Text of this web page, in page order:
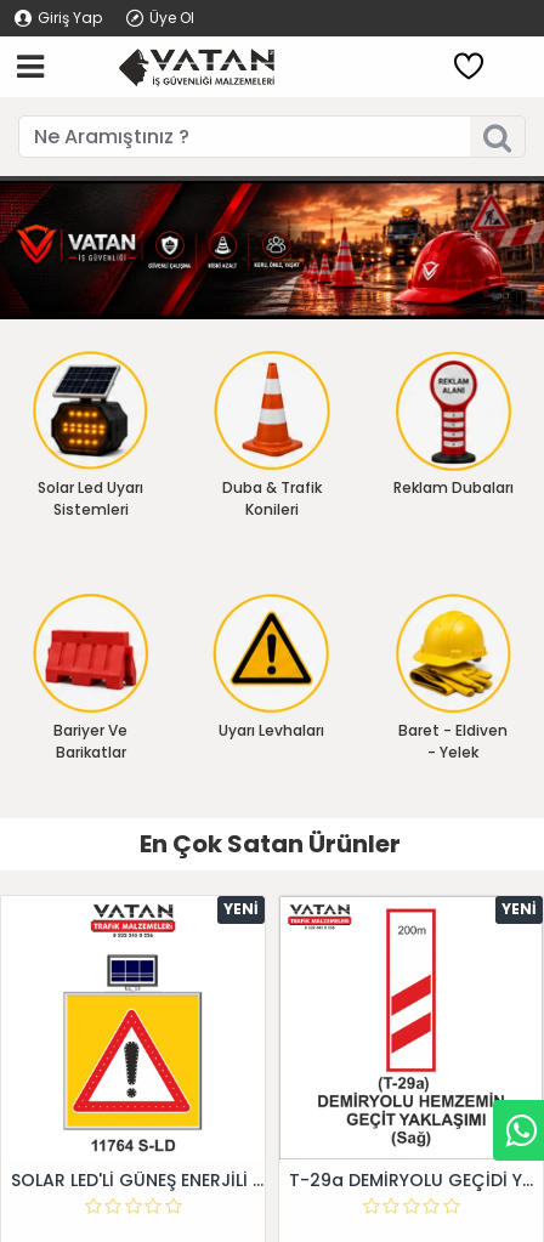
Giriş Yap Üye Ol
Solar Led Uyarı
Sistemleri
Duba & Trafik
Konileri
Reklam Dubaları
Bariyer Ve
Barikatlar
Uyarı Levhaları
Baret - Eldiven
- Yelek
En Çok Satan Ürünler
YENI
SOLAR LED'Lİ GÜNEŞ ENERJİLİ LEVHA
YENI
T-29a DEMİRYOLU GEÇİDİ YAKLAŞIM LEVHALARI (Sağ)